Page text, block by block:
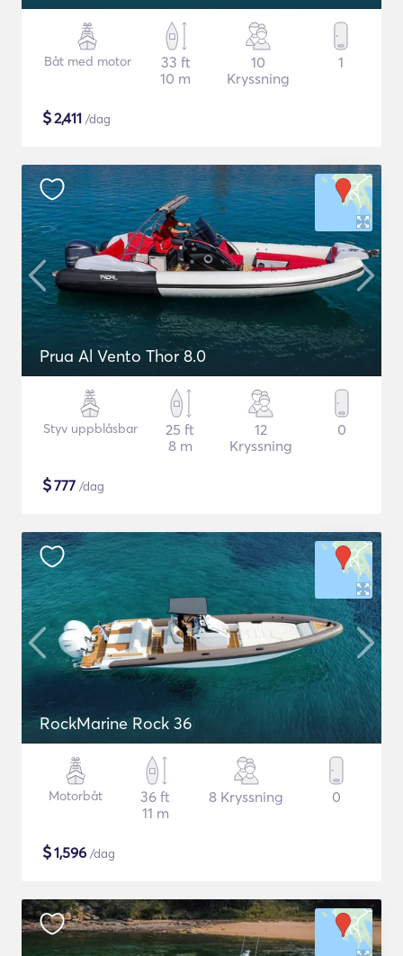
Båt med motor
33 ft
10 m
10
Kryssning
1
$2,411 /dag
Prua Al Vento Thor 8.0
Styv uppblåsbar
25 ft
8 m
12
Kryssning
0
$777 /dag
RockMarine Rock 36
Motorbåt
36 ft
11 m
8 Kryssning 0
$1,596 /dag